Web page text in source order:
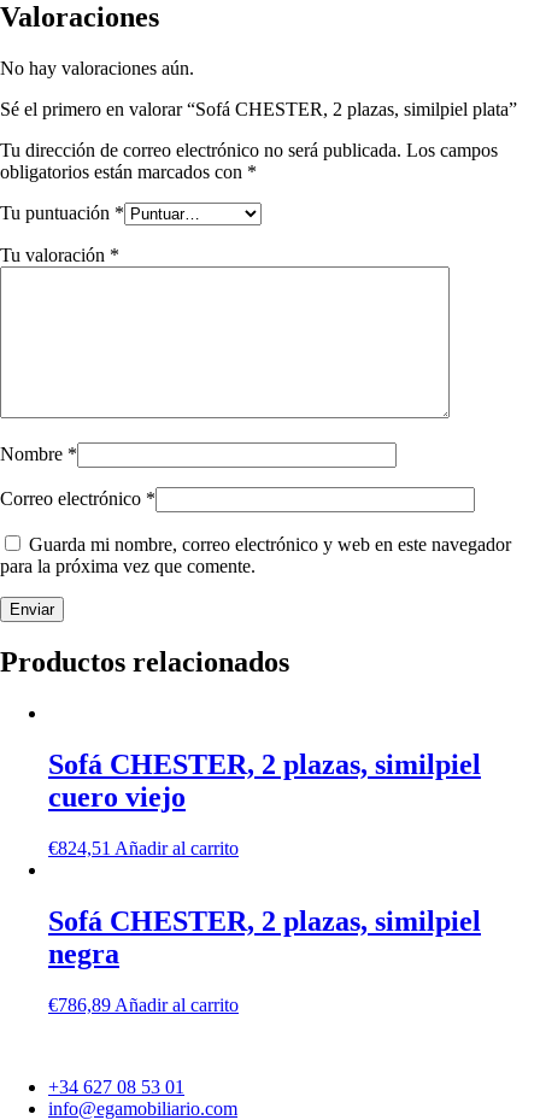
Valoraciones
No hay valoraciones aún.
Sé el primero en valorar “Sofá CHESTER, 2 plazas, similpiel plata”
Tu dirección de correo electrónico no será publicada. Los campos
obligatorios están marcados con *
Tu puntuación *
Tu valoración *
Nombre *
Correo electrónico *
Guarda mi nombre, correo electrónico y web en este navegador
para la próxima vez que comente.
Productos relacionados
Sofá CHESTER, 2 plazas, similpiel
cuero viejo
€824,51 Añadir al carrito
Sofá CHESTER, 2 plazas, similpiel
negra
€786,89 Añadir al carrito
+34 627 08 53 01
info@egamobiliario.com